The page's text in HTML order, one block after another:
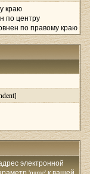
краю
по центру
по правому краю
электронной